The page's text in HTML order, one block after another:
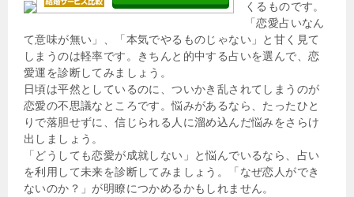
くるものです。
「恋愛占いなん
て意味が無い」、「本気でやるものじゃない」と甘く見て
しまうのは軽率です。きちんと的中する占いを選んで、恋
愛運を診断してみましょう。
日頃は平然としているのに、ついかき乱されてしまうのが
恋愛の不思議なところです。悩みがあるなら、たったひと
りで落胆せずに、信じられる人に溜め込んだ悩みをさらけ
出しましょう。
「どうしても恋愛が成就しない」と悩んでいるなら、占い
を利用して未来を診断してみましょう。「なぜ恋人ができ
ないのか？」が明瞭につかめるかもしれません。